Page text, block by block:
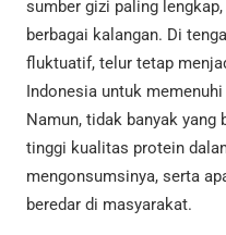
sumber gizi paling
berbagai kalangan. Di
fluktuatif, telur tetap
Indonesia untuk
Namun, tidak banyak yang
tinggi kualitas protein
mengonsumsinya, serta
beredar di masyarakat.